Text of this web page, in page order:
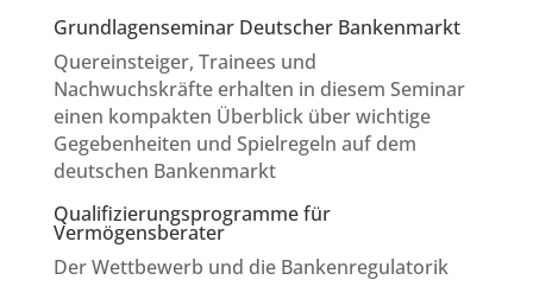
Grundlagenseminar Deutscher Bankenmarkt
Quereinsteiger, Trainees und
Nachwuchskräfte erhalten in diesem Seminar
einen kompakten Überblick über wichtige
Gegebenheiten und Spielregeln auf dem
deutschen Bankenmarkt
Qualifizierungsprogramme für
Vermögensberater
Der Wettbewerb und die Bankenregulatorik